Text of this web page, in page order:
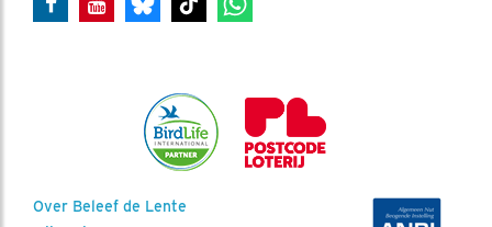
Over Beleef de Lente